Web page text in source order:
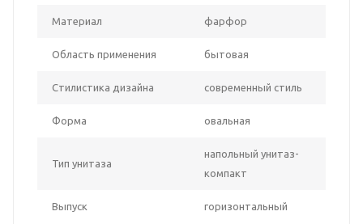
Материал фарфор
Область применения бытовая
Стилистика дизайна современный стиль
Форма овальная
Тип унитаза
напольный унитаз-
компакт
Выпуск горизонтальный